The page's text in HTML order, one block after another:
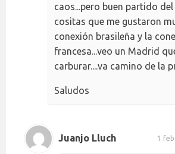
caos...pero buen partido
cositas que me gustaron
conexión brasileña y la
francesa...veo un Madrid
carburar....va camino de la
Saludos
Juanjo Lluch 1